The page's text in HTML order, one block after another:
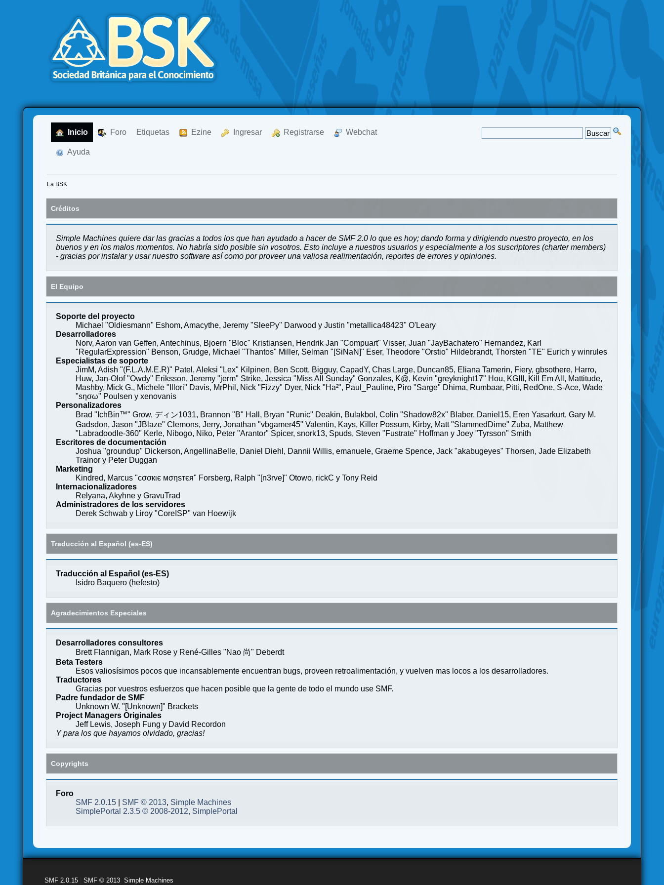
Inicio Foro Etiquetas Ezine Ingresar Registrarse Webchat
Ayuda
La BSK
Créditos
Simple Machines quiere dar las gracias a todos los que han ayudado a hacer de SMF 2.0 lo que es hoy; dando forma y dirigiendo nuestro proyecto, en los
buenos y en los malos momentos. No habría sido posible sin vosotros. Esto incluye a nuestros usuarios y especialmente a los suscriptores (charter members)
- gracias por instalar y usar nuestro software así como por proveer una valiosa realimentación, reportes de errores y opiniones.
El Equipo
Soporte del proyecto
Michael "Oldiesmann" Eshom, Amacythe, Jeremy "SleePy" Darwood y Justin "metallica48423" O'Leary
Desarrolladores
Norv, Aaron van Geffen, Antechinus, Bjoern "Bloc" Kristiansen, Hendrik Jan "Compuart" Visser, Juan "JayBachatero" Hernandez, Karl
"RegularExpression" Benson, Grudge, Michael "Thantos" Miller, Selman "[SiNaN]" Eser, Theodore "Orstio" Hildebrandt, Thorsten "TE" Eurich y winrules
Especialistas de soporte
JimM, Adish "(F.L.A.M.E.R)" Patel, Aleksi "Lex" Kilpinen, Ben Scott, Bigguy, CapadY, Chas Large, Duncan85, Eliana Tamerin, Fiery, gbsothere, Harro,
Huw, Jan-Olof "Owdy" Eriksson, Jeremy "jerm" Strike, Jessica "Miss All Sunday" Gonzales, K@, Kevin "greyknight17" Hou, KGIII, Kill Em All, Mattitude,
Mashby, Mick G., Michele "Illori" Davis, MrPhil, Nick "Fizzy" Dyer, Nick "Ha²", Paul_Pauline, Piro "Sarge" Dhima, Rumbaar, Pitti, RedOne, S-Ace, Wade
"sησω" Poulsen y xenovanis
Personalizadores
Brad "IchBin™" Grow, ディン1031, Brannon "B" Hall, Bryan "Runic" Deakin, Bulakbol, Colin "Shadow82x" Blaber, Daniel15, Eren Yasarkurt, Gary M.
Gadsdon, Jason "JBlaze" Clemons, Jerry, Jonathan "vbgamer45" Valentin, Kays, Killer Possum, Kirby, Matt "SlammedDime" Zuba, Matthew
"Labradoodle-360" Kerle, Nibogo, Niko, Peter "Arantor" Spicer, snork13, Spuds, Steven "Fustrate" Hoffman y Joey "Tyrsson" Smith
Escritores de documentación
Joshua "groundup" Dickerson, AngellinaBelle, Daniel Diehl, Dannii Willis, emanuele, Graeme Spence, Jack "akabugeyes" Thorsen, Jade Elizabeth
Trainor y Peter Duggan
Marketing
Kindred, Marcus "cσσкιє мσηѕтєя" Forsberg, Ralph "[n3rve]" Otowo, rickC y Tony Reid
Internacionalizadores
Relyana, Akyhne y GravuTrad
Administradores de los servidores
Derek Schwab y Liroy "CoreISP" van Hoewijk
Traducción al Español (es-ES)
Traducción al Español (es-ES)
Isidro Baquero (hefesto)
Agradecimientos Especiales
Desarrolladores consultores
Brett Flannigan, Mark Rose y René-Gilles "Nao 尚" Deberdt
Beta Testers
Esos valiosísimos pocos que incansablemente encuentran bugs, proveen retroalimentación, y vuelven mas locos a los desarrolladores.
Traductores
Gracias por vuestros esfuerzos que hacen posible que la gente de todo el mundo use SMF.
Padre fundador de SMF
Unknown W. "[Unknown]" Brackets
Project Managers Originales
Jeff Lewis, Joseph Fung y David Recordon
Y para los que hayamos olvidado, gracias!
Copyrights
Foro
SMF 2.0.15
SMF © 2013, Simple Machines
SimplePortal 2.3.5 © 2008-2012, SimplePortal
SMF 2.0.15 |SMF © 2013 ,Simple Machines